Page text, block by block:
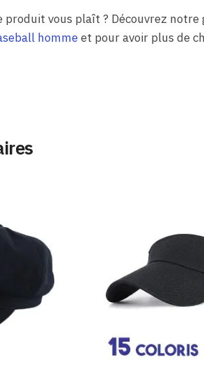
produit vous plaît ? Découvrez
hommeet pour avoir plus de